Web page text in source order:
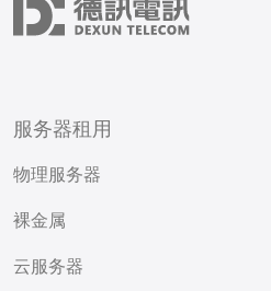
服务器租用
物理服务器
裸金属
云服务器